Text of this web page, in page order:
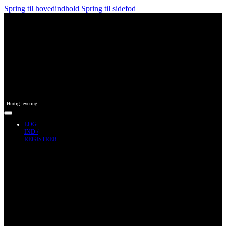
Spring til hovedindhold Spring til sidefod
Hurtig levering
LOG
IND /
REGISTRER